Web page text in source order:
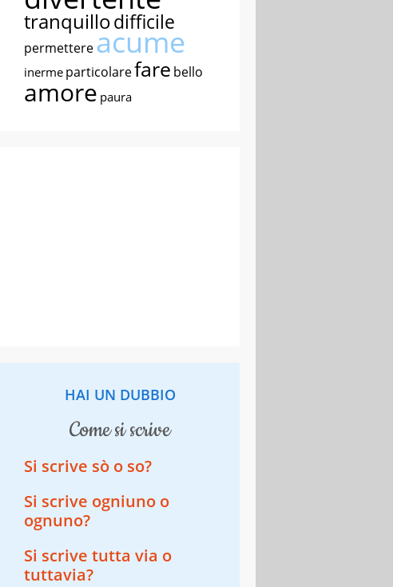
tranquillodifficile
permettereacume
inerme particolarefare bello
amore paura
HAI UN DUBBIO
come si scrive
Si scrive sò o so?
Si scrive ogniuno o
ognuno?
Si scrive tutta via o
tuttavia?